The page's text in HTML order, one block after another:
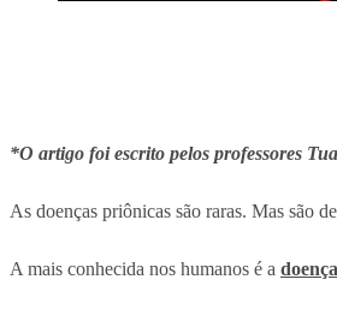
*O artigo foi escrito pelos professores
As doenças priônicas são raras. Mas são
A mais conhecida nos humanos é a